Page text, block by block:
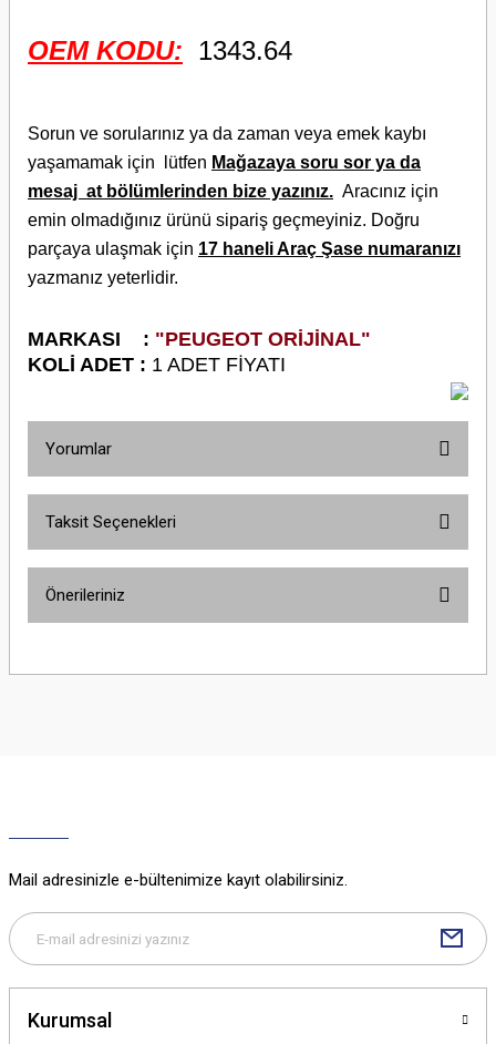
OEM KODU: 1343.64
Sorun ve sorularınız ya da zaman veya emek kaybı
yaşamamak için lütfen Mağazaya soru sor ya da
mesaj at bölümlerinden bize yazınız. Aracınız için
emin olmadığınız ürünü sipariş geçmeyiniz. Doğru
parçaya ulaşmak için 17 haneli Araç Şase numaranızı
yazmanız yeterlidir.
MARKASI : "PEUGEOT ORİJİNAL"
KOLİ ADET : 1 ADET FİYATI
Yorumlar
Taksit Seçenekleri
Önerileriniz
yetersiz gördüğünüz noktaları öneri formunu kullanarak tarafımıza
Bu ürüne benzer farklı alternatifler olmalı.
Mail adresinizle e-bültenimize kayıt olabilirsiniz.
Kurumsal